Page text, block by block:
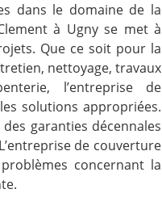
dans le domaine de la
à Ugny se met à
Que ce soit pour la
nettoyage, travaux
l’entreprise de
solutions appropriées.
garanties décennales
de couverture
concernant la